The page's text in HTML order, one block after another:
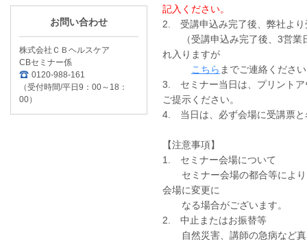
お問い合わせ
株式会社ＣＢヘルスケア
CBセミナー係
0120-988-161
（受付時間/平日9：00～18：
00）
記入ください。
2. 受講申込み完了後、弊社より
（受講申込み完了後、3営業
れ入りますが
こちら までご連絡くださ
3. セミナー当日は、プリントア
ご提示ください。
4. 当日は、必ず会場に受講票と
【注意事項】
1. セミナー会場について
セミナー会場の都合等により
会場に変更に
なる場合がございます。
2. 中止またはお振替等
自然災害、講師の急病など真